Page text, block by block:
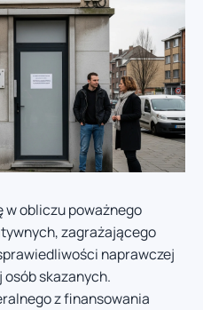
w obliczu poważnego
zagrażającego
naprawczej
skazanych.
z finansowania